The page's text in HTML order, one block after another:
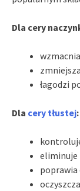
Dla cery
łagodzi
Dla cery tłustej:
eliminuje
poprawia